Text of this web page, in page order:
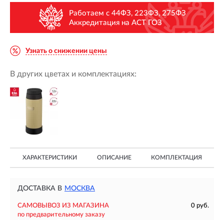
Работаем с 44ФЗ, 223ФЗ, 275ФЗ
Аккредитация на АСТ ГОЗ
Узнать о снижении цены
В других цветах и комплектациях:
ХАРАКТЕРИСТИКИ ОПИСАНИЕ КОМПЛЕКТАЦИЯ
ДОСТАВКА В МОСКВА
САМОВЫВОЗ ИЗ МАГАЗИНА
0 руб.
по предварительному заказу